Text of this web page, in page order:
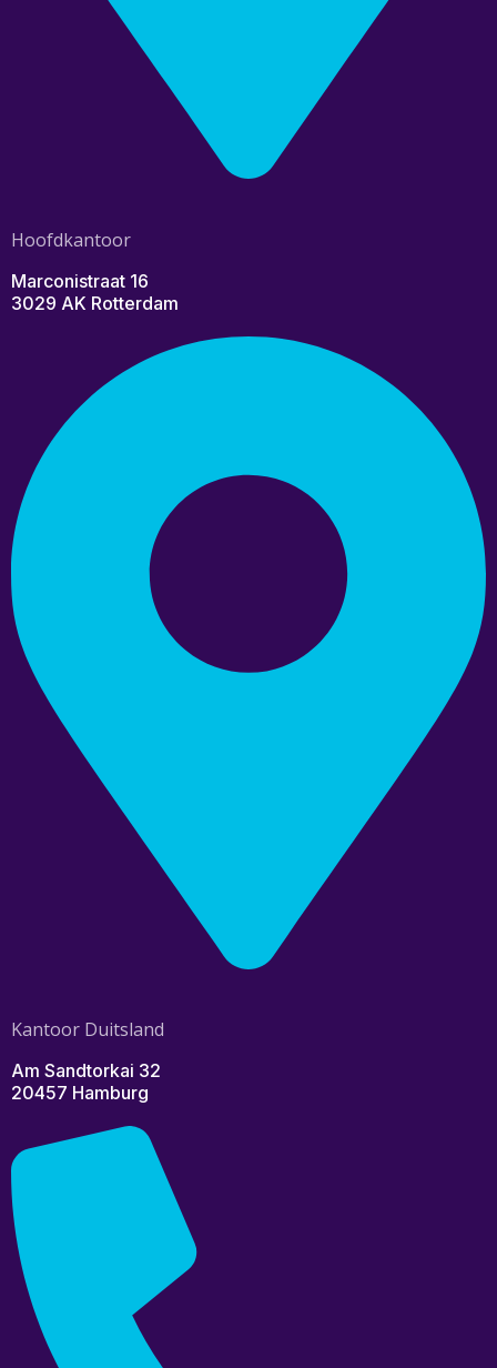
Hoofdkantoor
Marconistraat 16
3029 AK Rotterdam
Kantoor Duitsland
Am Sandtorkai 32
20457 Hamburg